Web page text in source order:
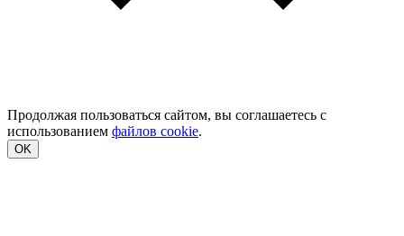
Продолжая пользоваться сайтом, вы соглашаетесь с
использованием файлов cookie.
OK